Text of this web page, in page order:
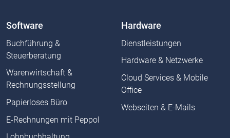
Software
Buchführung &
Steuerberatung
Warenwirtschaft &
Rechnungsstellung
Papierloses Büro
E-Rechnungen mit Peppol
Hardware
Dienstleistungen
Hardware & Netzwerke
Cloud Services & Mobile
Office
Webseiten & E-Mails